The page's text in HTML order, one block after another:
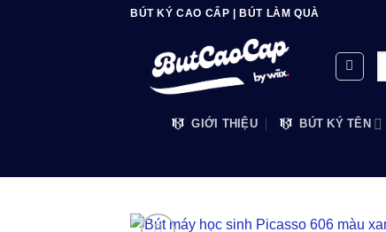
BÚT KÝ CAO CẤP | BÚT LÀM QUÀ
GIỚI THIỆU BÚT KÝ TÊN